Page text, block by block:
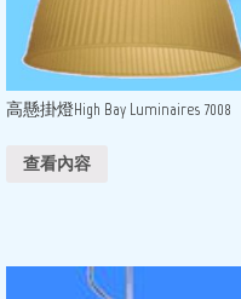
高懸掛燈High Bay Luminaires 7008
查看內容